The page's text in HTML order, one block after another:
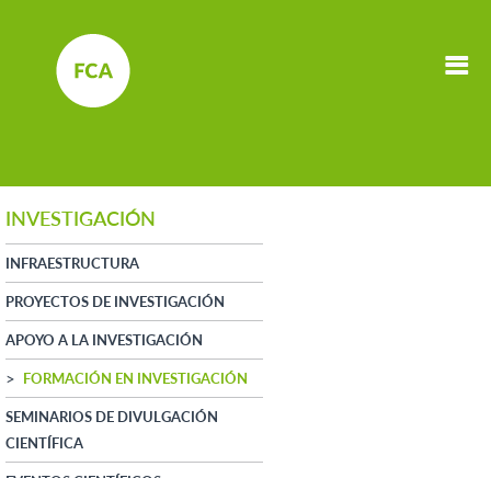
INVESTIGACIÓN
INFRAESTRUCTURA
PROYECTOS DE INVESTIGACIÓN
APOYO A LA INVESTIGACIÓN
FORMACIÓN EN INVESTIGACIÓN
SEMINARIOS DE DIVULGACIÓN
CIENTÍFICA